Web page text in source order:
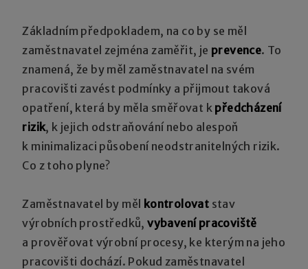
Základním předpokladem, na co by se měl
zaměstnavatel zejména zaměřit, je prevence. To
znamená, že by měl zaměstnavatel na svém
pracovišti zavést podmínky a přijmout taková
opatření, která by měla směřovat k předcházení
rizik, k jejich odstraňování nebo alespoň
k minimalizaci působení neodstranitelných rizik.
Co z toho plyne?
Zaměstnavatel by měl kontrolovat stav
výrobních prostředků,vybavení pracoviště
a prověřovat výrobní procesy, ke kterým na jeho
pracovišti dochází. Pokud zaměstnavatel